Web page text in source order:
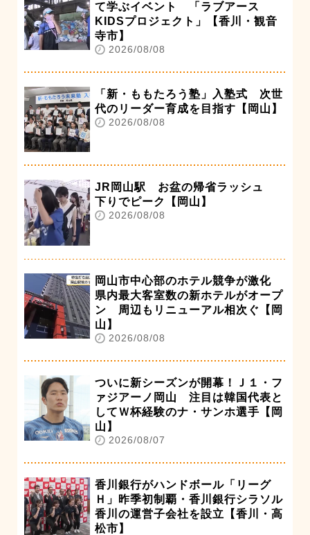
て学ぶイベント 「ラブアース
KIDSプロジェクト」【香川・観音
寺市】
2026/08/08
「新・ももたろう塾」入塾式 次世
代のリーダー育成を目指す【岡山】
2026/08/08
JR岡山駅 お盆の帰省ラッシュ
下りでピーク【岡山】
2026/08/08
岡山市中心部のホテル競争が激化
県内最大客室数の新ホテルがオープ
ン 周辺もリニューアル相次ぐ【岡
山】
2026/08/08
ついに新シーズンが開幕！Ｊ１・フ
ァジアーノ岡山 注目は韓国代表と
してＷ杯経験のナ・サンホ選手【岡
山】
2026/08/07
香川銀行がハンドボール「リーグ
Ｈ」昨季初制覇・香川銀行シラソル
香川の運営子会社を設立【香川・高
松市】